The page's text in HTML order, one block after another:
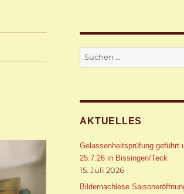
Suche
nach:
AKTUELLES
Gelassenheitsprüfung geführt
25.7.26 in Bissingen/Teck
15. Juli 2026
Bildernachlese